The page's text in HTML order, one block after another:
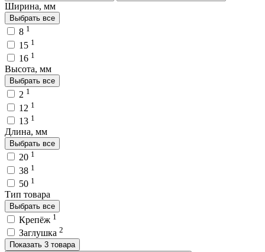
Ширина, мм
Выбрать все
8 1
15 1
16 1
Высота, мм
Выбрать все
2 1
12 1
13 1
Длина, мм
Выбрать все
20 1
38 1
50 1
Тип товара
Выбрать все
Крепёж 1
Заглушка 2
Показать 3 товара